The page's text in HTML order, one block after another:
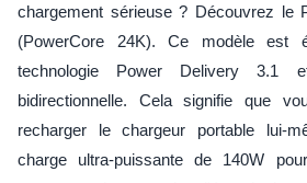
chargement sérieuse ? Découvrez le
(PowerCore 24K). Ce modèle est
technologie Power Delivery 3.1
bidirectionnelle. Cela signifie que
recharger le chargeur portable lui-
charge ultra-puissante de 140W